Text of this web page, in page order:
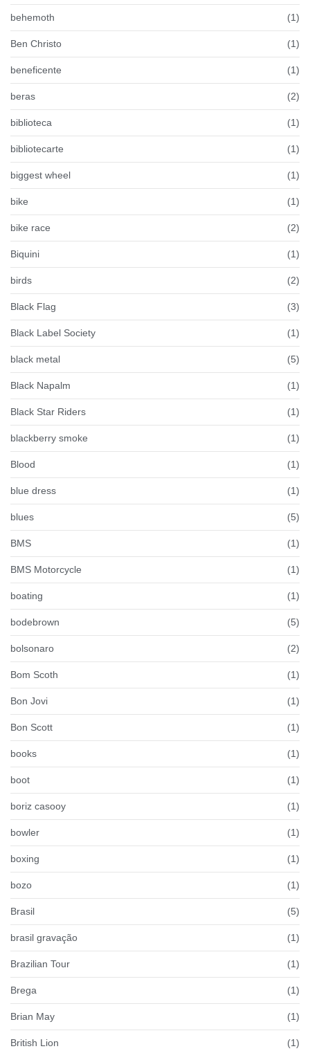
behemoth (1)
Ben Christo (1)
beneficente (1)
beras (2)
biblioteca (1)
bibliotecarte (1)
biggest wheel (1)
bike (1)
bike race (2)
Biquini (1)
birds (2)
Black Flag (3)
Black Label Society (1)
black metal (5)
Black Napalm (1)
Black Star Riders (1)
blackberry smoke (1)
Blood (1)
blue dress (1)
blues (5)
BMS (1)
BMS Motorcycle (1)
boating (1)
bodebrown (5)
bolsonaro (2)
Bom Scoth (1)
Bon Jovi (1)
Bon Scott (1)
books (1)
boot (1)
boriz casooy (1)
bowler (1)
boxing (1)
bozo (1)
Brasil (5)
brasil gravação (1)
Brazilian Tour (1)
Brega (1)
Brian May (1)
British Lion (1)